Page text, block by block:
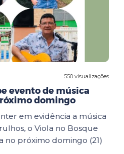
550 visualizações
evento de música
domingo
em evidência a música
o Viola no Bosque
no próximo domingo (21)